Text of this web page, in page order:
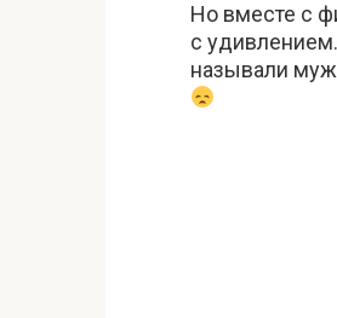
Но вместе с
с
называли